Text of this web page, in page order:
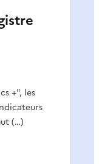
+", les
(…)